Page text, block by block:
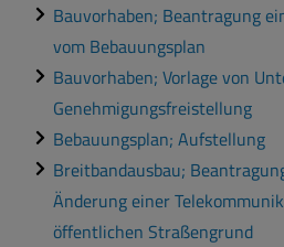
Bauvorhaben; Beantragung
vom Bebauungsplan
Bauvorhaben; Vorlage von
Genehmigungsfreistellung
Bebauungsplan; Aufstellung
Breitbandausbau;
Änderung einer
öffentlichen Straßengrund